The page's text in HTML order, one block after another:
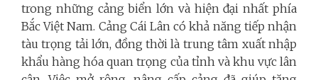
trong những cảng biển lớn và hiện đại nhất phía
Bắc Việt Nam. Cảng Cái Lân có khả năng tiếp nhận
tàu trọng tải lớn, đồng thời là trung tâm xuất nhập
khẩu hàng hóa quan trọng của tỉnh và khu vực lân